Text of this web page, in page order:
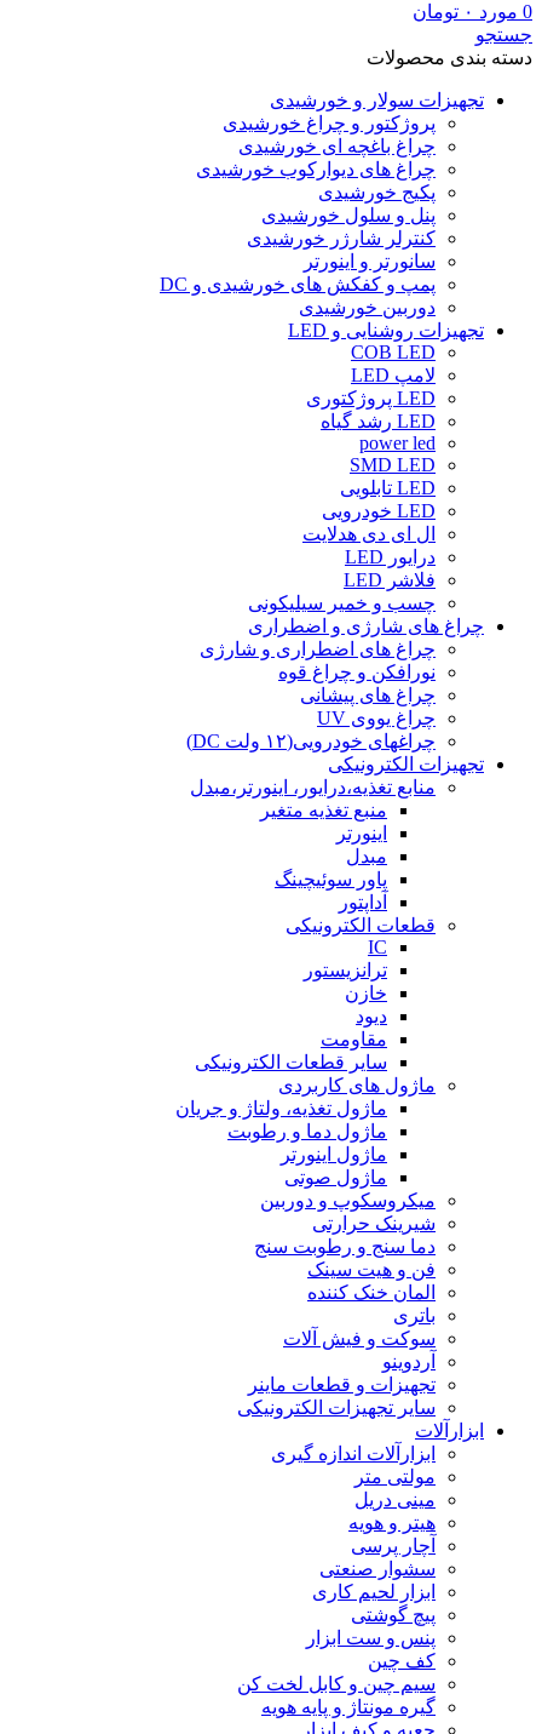
0 مورد ۰ تومان
جستجو
دسته بندی محصولات
تجهیزات سولار و خورشیدی
پروژکتور و چراغ خورشیدی
چراغ باغچه ای خورشیدی
چراغ های دیوارکوب خورشیدی
پکیج خورشیدی
پنل و سلول خورشیدی
کنترلر شارژر خورشیدی
سانورتر و اینورتر
پمپ و کفکش های خورشیدی و DC
دوربین خورشیدی
تجهیزات روشنایی و LED
COB LED
لامپ LED
LED پروژکتوری
LED رشد گیاه
power led
SMD LED
LED تابلویی
LED خودرویی
ال ای دی هدلایت
درایور LED
فلاشر LED
چسب و خمیر سیلیکونی
چراغ های شارژی و اضطراری
چراغ های اضطراری و شارژی
نورافکن و چراغ قوه
چراغ های پیشانی
چراغ یووی UV
چراغهای خودرویی(۱۲ ولت DC)
تجهیزات الکترونیکی
منابع تغذیه،درایور، اینورتر،مبدل
منبع تغذیه متغیر
اینورتر
مبدل
پاور سوئیچینگ
آداپتور
قطعات الکترونیکی
IC
ترانزیستور
خازن
دیود
مقاومت
سایر قطعات الکترونیکی
ماژول های کاربردی
ماژول تغذیه، ولتاژ و جریان
ماژول دما و رطوبت
ماژول اینورتر
ماژول صوتی
میکروسکوپ و دوربین
شیرینک حرارتی
دما سنج و رطوبت سنج
فن و هیت سینک
المان خنک کننده
باتری
سوکت و فیش آلات
آردوینو
تجهیزات و قطعات ماینر
سایر تجهیزات الکترونیکی
ابزارآلات
ابزارآلات اندازه گیری
مولتی متر
مینی دریل
هیتر و هویه
آچار پرسی
سشوار صنعتی
ابزار لحیم کاری
پیچ گوشتی
پنس و ست ابزار
کف چین
سیم چین و کابل لخت کن
گیره مونتاژ و پایه هویه
جعبه و کیف ابزار